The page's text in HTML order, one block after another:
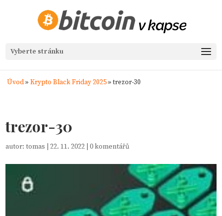
Vyberte stránku
Úvod» Krypto Black Friday 2025»trezor-30
trezor-30
autor:tomas |22. 11. 2022 |0 komentářů